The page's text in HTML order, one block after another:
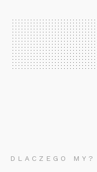
DLACZEGO MY?